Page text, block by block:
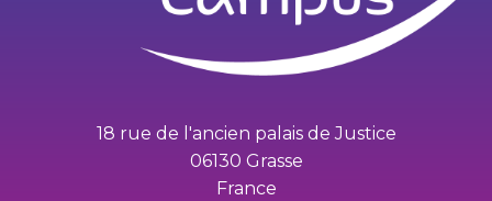
18 rue de l'ancien palais de Justice
06130 Grasse
France